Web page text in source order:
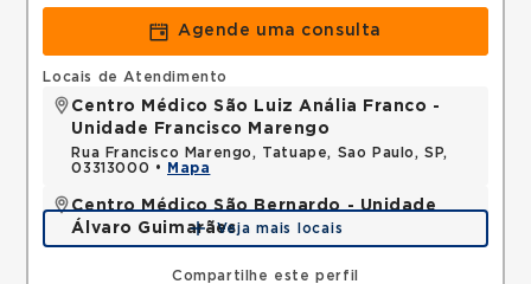
Agende uma consulta
Compartilhe este perfil
Locais de Atendimento
Centro Médico São Luiz Anália Franco -
Unidade Francisco Marengo
Rua Francisco Marengo, Tatuape, Sao Paulo, SP,
03313000 •
Mapa
Centro Médico São Bernardo - Unidade
Álvaro Guimarães
Avenida Alvaro Guimaraes, Assuncao, Sao Bernardo
do Campo, SP, 09810010 •
Mapa
Veja mais locais